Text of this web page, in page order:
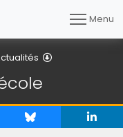
Menu